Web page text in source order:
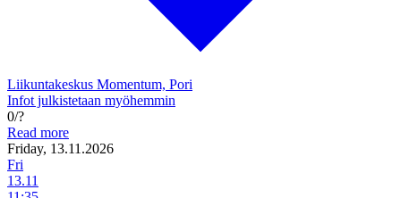
Liikuntakeskus Momentum, Pori
Infot julkistetaan myöhemmin
0/?
Read more
Friday, 13.11.2026
Fri
13.11